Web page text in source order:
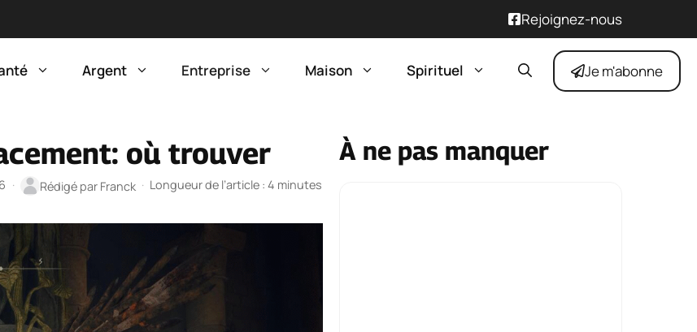
Rejoignez-nous
Argent Entreprise Maison Spirituel Je m'abonne
où trouver
· Rédigé par Franck · Longueur de l’article : 4 minutes
À ne pas manquer